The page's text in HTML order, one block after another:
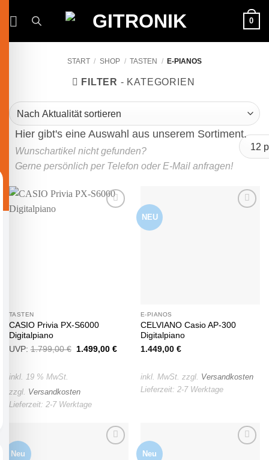
0
START / SHOP / TASTEN / E-PIANOS
FILTER
TASTEN
CASIO Privia PX-S6000
Digitalpiano
UVP: 1.799,00€ Ursprünglicher
1.499,00 €Aktueller
1.499,00 €.
inkl. 19 % MwSt.
zzgl. Versandkosten
Lieferzeit: 2-7 Werktage
NEU
E-PIANOS
CELVIANO Casio AP-300
Digitalpiano
1.449,00 €
inkl. MwSt. zzgl. Versandkosten
Lieferzeit: 2-7 Werktage
Neu Neu